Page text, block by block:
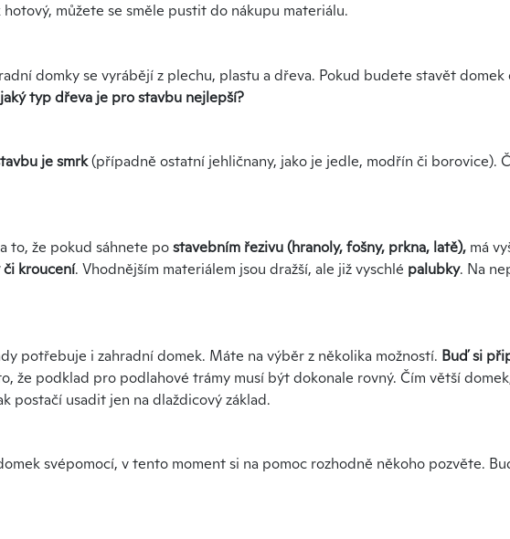
můžete se směle pustit do nákupu materiálu.
domky se vyrábějí z plechu, plastu a dřeva. Pokud budete stavět domek
typ dřeva je pro stavbu nejlepší?
je smrk(případně ostatní jehličnany, jako je jedle, modřín či borovice).
to, že pokud sáhnete postavebním řezivu (hranoly, fošny, prkna, latě), má
kroucení. Vhodnějším materiálem jsou dražší, ale již vyschlé palubky. Na
potřebuje i zahradní domek. Máte na výběr z několika možností. Buď si
že podklad pro podlahové trámy musí být dokonale rovný. Čím větší
postačí usadit jen na dlaždicový základ.
svépomocí, v tento moment si na pomoc rozhodně někoho pozvěte.